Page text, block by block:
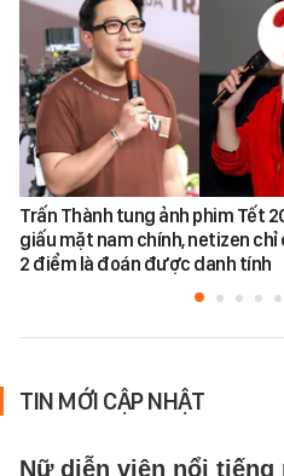
Trấn Thành tung ảnh phim Tết
giấu mặt nam chính, netizen chỉ
2 điểm là đoán được danh tính
TIN MỚI CẬP NHẬT
Nữ diễn viên nổi tiếng